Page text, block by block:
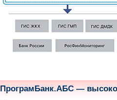
ПрограмБанк.АБС —